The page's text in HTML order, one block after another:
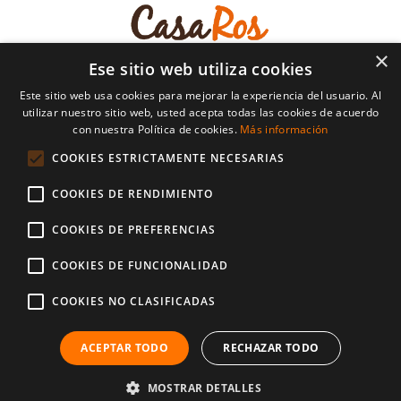
Avíso Legal
Política d’enviaments i devolucions
Mètodes de Pagament
×
Ese sitio web utiliza cookies
Este sitio web usa cookies para mejorar la experiencia del usuario. Al
utilizar nuestro sitio web, usted acepta todas las cookies de acuerdo
con nuestra Política de cookies. Más información
COOKIES ESTRICTAMENTE NECESARIAS
COOKIES DE RENDIMIENTO
COOKIES DE PREFERENCIAS
COOKIES DE FUNCIONALIDAD
COOKIES NO CLASIFICADAS
ACEPTAR TODO RECHAZAR TODO
MOSTRAR DETALLES